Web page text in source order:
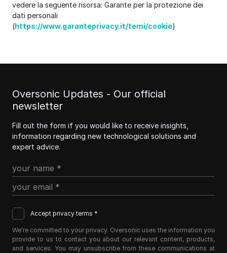
vedere la seguente risorsa: Garante per la protezione dei
dati personali
(https://www.garanteprivacy.it/temi/cookie)
Oversonic Updates - Our official
newsletter
Fill out the form if you would like to receive insights,
information regarding new technological solutions and
expert advice.
Accept privacy terms *
We're committed to your privacy. Oversonic uses the information you
provide to us to contact you about our relevant content, products,
and services. You may unsubscribe from these communications at